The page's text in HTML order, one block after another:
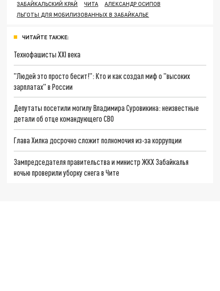
ЗАБАЙКАЛЬСКИЙ КРАЙ
ЧИТА
АЛЕКСАНДР ОСИПОВ
ЛЬГОТЫ ДЛЯ МОБИЛИЗОВАННЫХ В ЗАБАЙКАЛЬЕ
ЧИТАЙТЕ ТАКЖЕ:
Технофашисты XXI века
"Людей это просто бесит!": Кто и как создал миф о "высоких
зарплатах" в России
Депутаты посетили могилу Владимира Суровикина: неизвестные
детали об отце командующего СВО
Глава Хилка досрочно сложит полномочия из-за коррупции
Зампредседателя правительства и министр ЖКХ Забайкалья
ночью проверили уборку снега в Чите